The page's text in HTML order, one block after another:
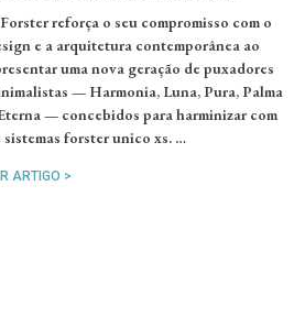
reforça o seu compromisso com o
e a arquitetura contemporânea ao
uma nova geração de puxadores
— Harmonia, Luna, Pura, Palma
— concebidos para harminizar com
sistemas forster unico xs. …
ARTIGO >